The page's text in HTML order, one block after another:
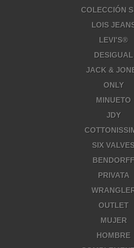
COLECCIÓN
LOIS
LEVI'S®
DESIGUAL
JACK &
ONLY
MINUETO
JDY
SIX
BENDORFF
PRIVATA
OUTLET
MUJER
HOMBRE